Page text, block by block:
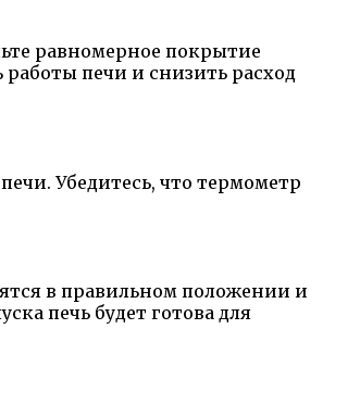
равномерное покрытие
печи и снизить расход
Убедитесь, что термометр
в правильном положении и
печь будет готова для